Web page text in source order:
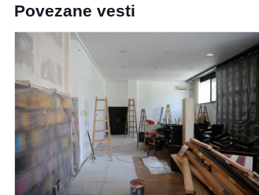
Povezane vesti